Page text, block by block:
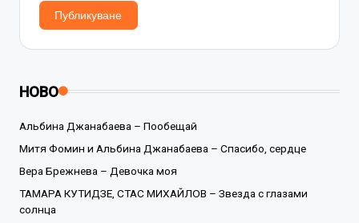
НОВО
Альбина Джанабаева – Пообещай
Митя Фомин и Альбина Джанабаева – Спасибо, сердце
Вера Брежнева – Девочка моя
ТАМАРА КУТИДЗЕ, СТАС МИХАЙЛОВ – Звезда с глазами
солнца